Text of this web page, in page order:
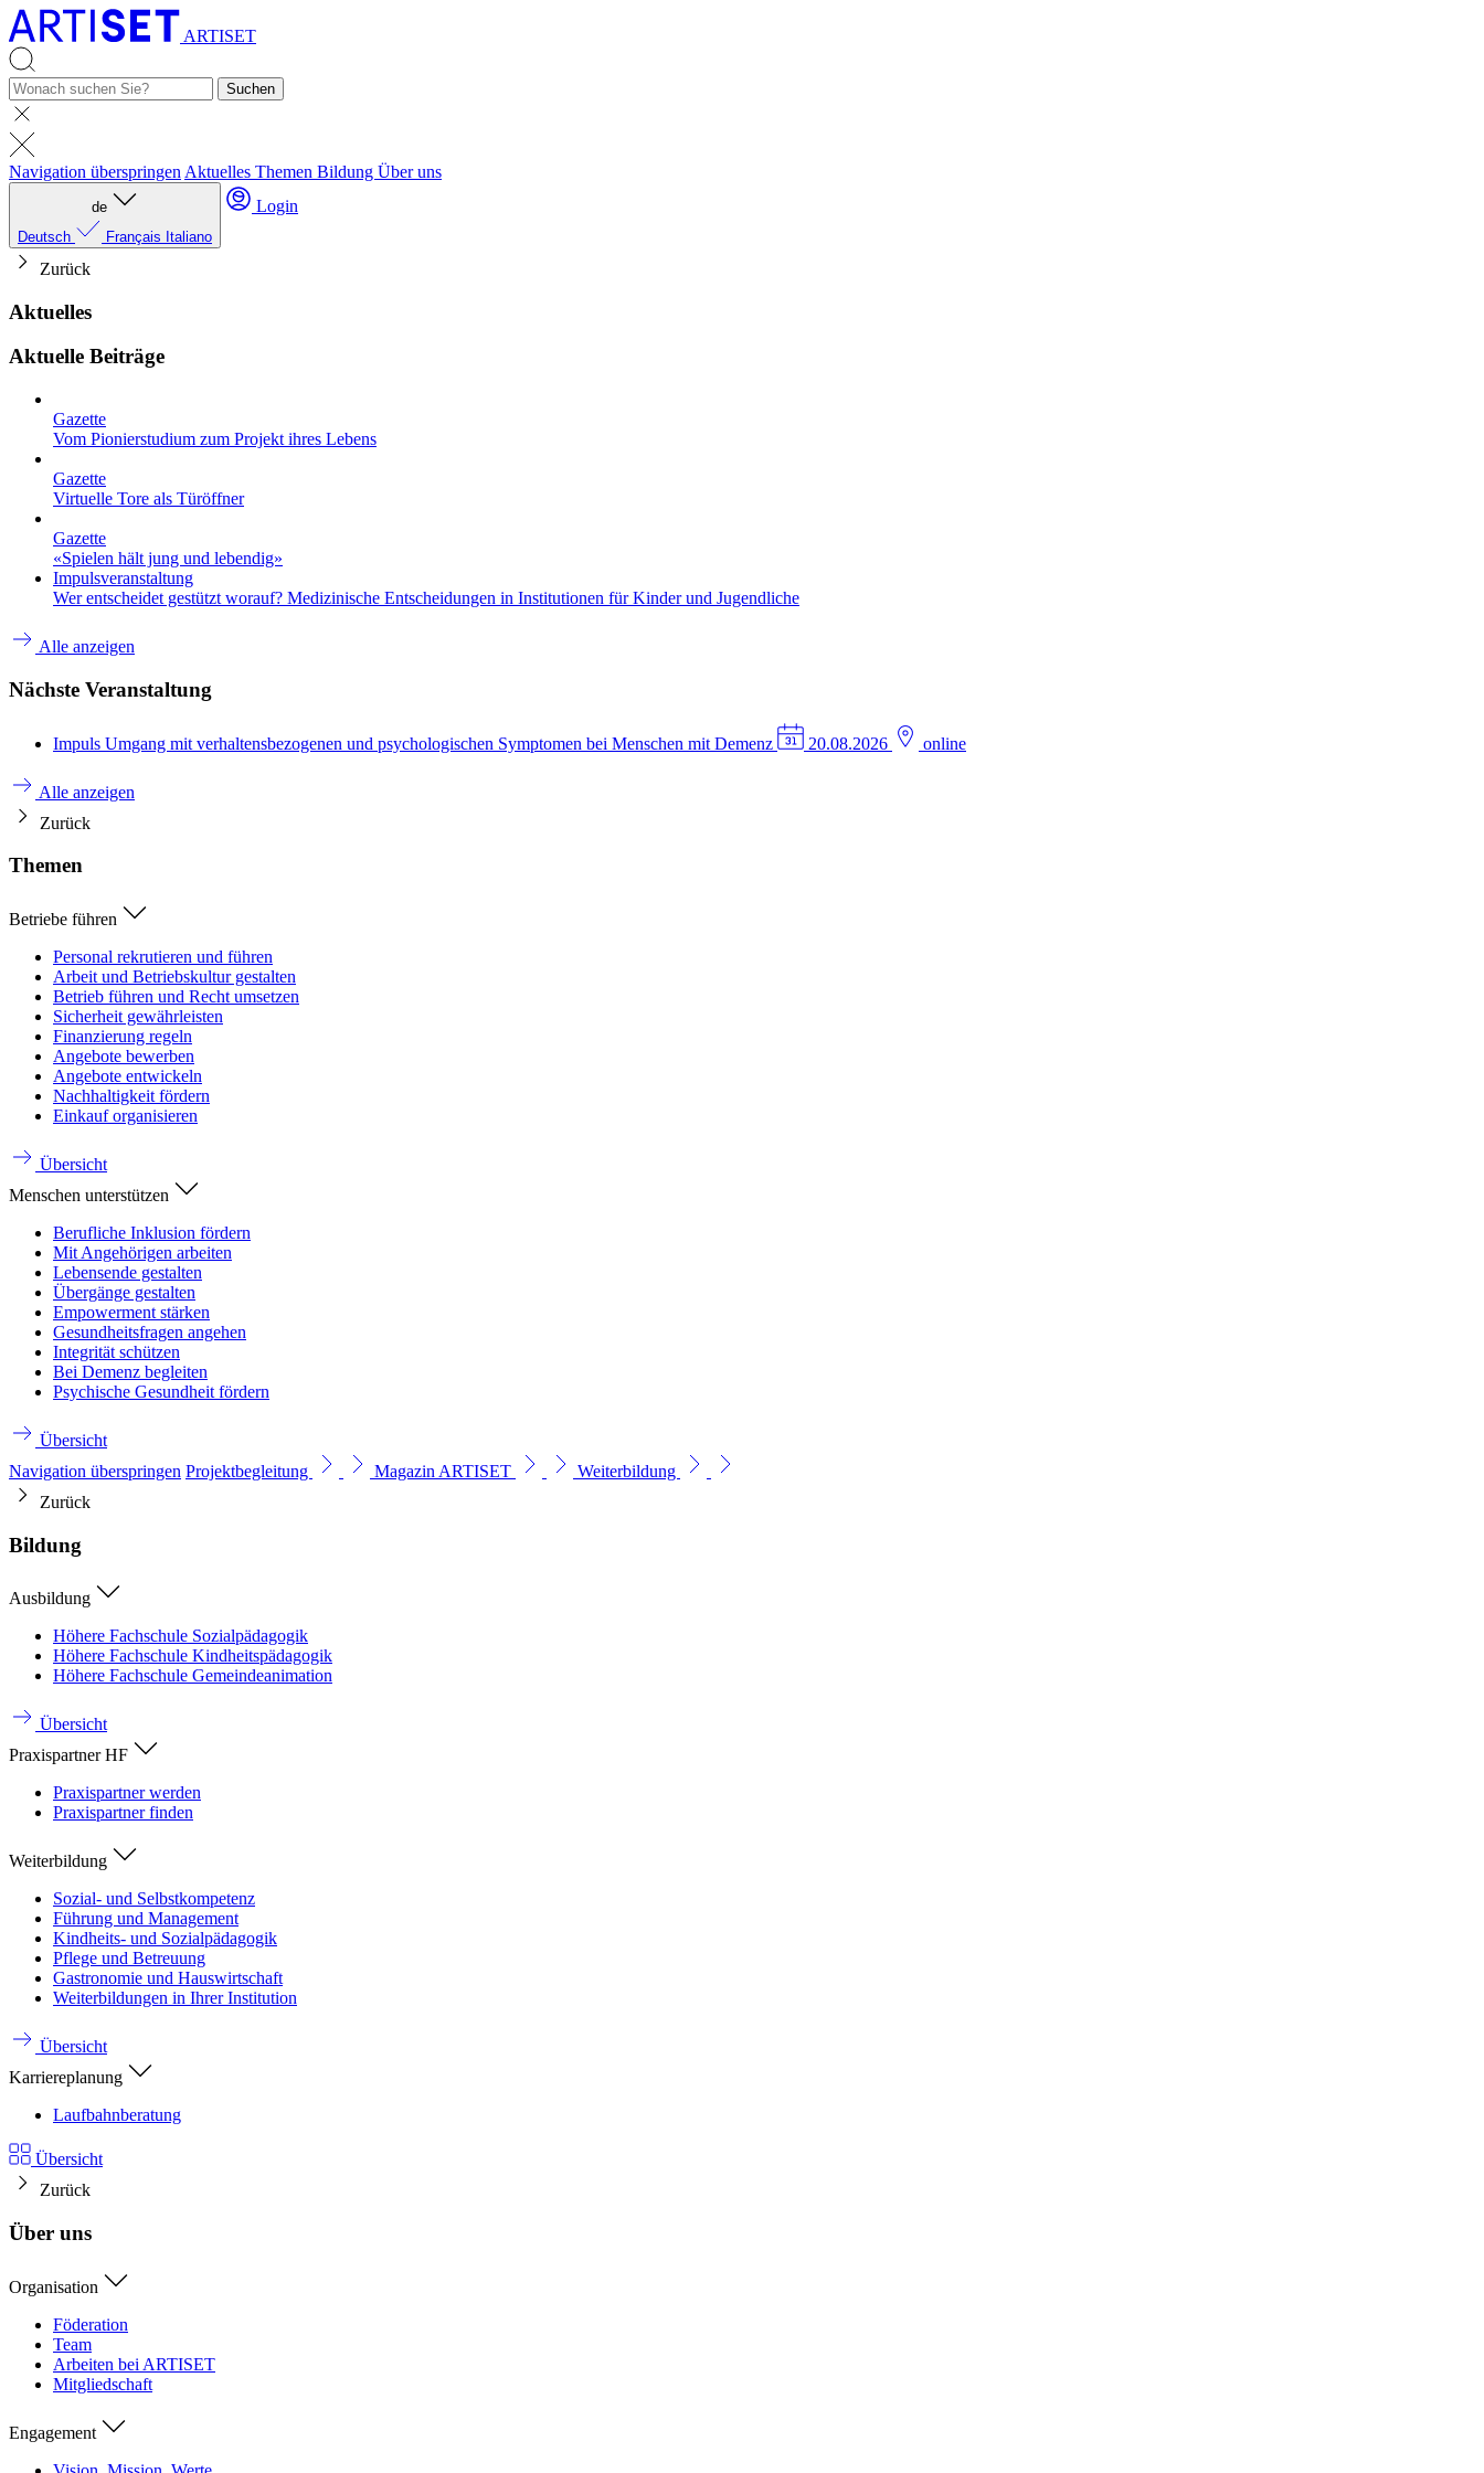
ARTISET
Suchen
Navigation überspringen Aktuelles Themen Bildung Über uns
de
Deutsch
Français Italiano
Login
Zurück
Aktuelles
Aktuelle Beiträge
Gazette
Vom Pionierstudium zum Projekt ihres Lebens
Gazette
Virtuelle Tore als Türöffner
Gazette
«Spielen hält jung und lebendig»
Impulsveranstaltung
Wer entscheidet gestützt worauf? Medizinische Entscheidungen in Institutionen für Kinder und Jugendliche
Alle anzeigen
Nächste Veranstaltung
Impuls Umgang mit verhaltensbezogenen und psychologischen Symptomen bei Menschen mit Demenz 20.08.2026 online
Alle anzeigen
Zurück
Themen
Betriebe führen
Personal rekrutieren und führen
Arbeit und Betriebskultur gestalten
Betrieb führen und Recht umsetzen
Sicherheit gewährleisten
Finanzierung regeln
Angebote bewerben
Angebote entwickeln
Nachhaltigkeit fördern
Einkauf organisieren
Übersicht
Menschen unterstützen
Berufliche Inklusion fördern
Mit Angehörigen arbeiten
Lebensende gestalten
Übergänge gestalten
Empowerment stärken
Gesundheitsfragen angehen
Integrität schützen
Bei Demenz begleiten
Psychische Gesundheit fördern
Übersicht
Navigation überspringen Projektbegleitung Magazin ARTISET
Weiterbildung
Zurück
Bildung
Ausbildung
Höhere Fachschule Sozialpädagogik
Höhere Fachschule Kindheitspädagogik
Höhere Fachschule Gemeindeanimation
Übersicht
Praxispartner HF
Praxispartner werden
Praxispartner finden
Weiterbildung
Sozial- und Selbstkompetenz
Führung und Management
Kindheits- und Sozialpädagogik
Pflege und Betreuung
Gastronomie und Hauswirtschaft
Weiterbildungen in Ihrer Institution
Übersicht
Karriereplanung
Laufbahnberatung
Übersicht
Zurück
Über uns
Organisation
Föderation
Team
Arbeiten bei ARTISET
Mitgliedschaft
Engagement